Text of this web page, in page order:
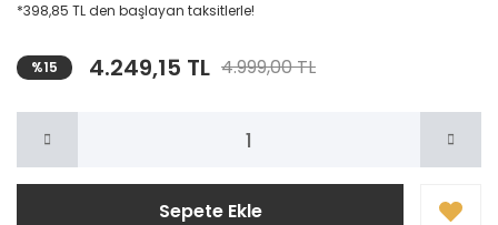
*398,85 TL den başlayan taksitlerle!
%15 4.249,15 TL 4.999,00 TL
Sepete Ekle